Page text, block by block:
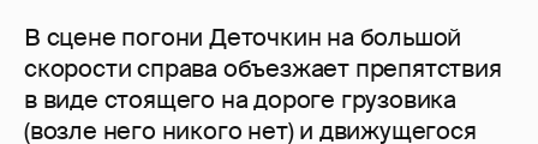
В сцене погони Деточкин на большой
скорости справа объезжает препятствия
в виде стоящего на дороге грузовика
(возле него никого нет) и движущегося